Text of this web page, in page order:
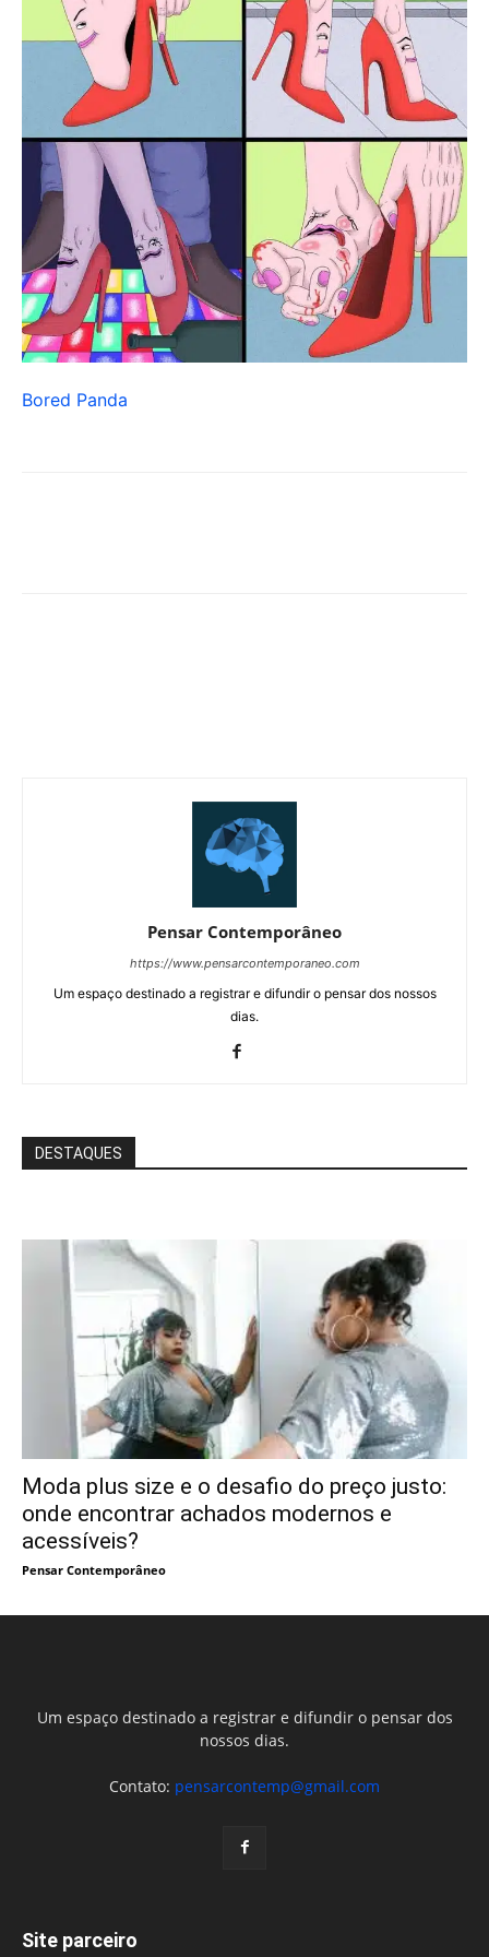
Bored Panda
Pensar Contemporâneo
https://www.pensarcontemporaneo.com
Um espaço destinado a registrar e difundir o pensar dos nossos
dias.
DESTAQUES
Moda plus size e o desafio do preço justo:
onde encontrar achados modernos e
acessíveis?
Pensar Contemporâneo
Um espaço destinado a registrar e difundir o pensar dos
nossos dias.
Contato: pensarcontemp@gmail.com
Site parceiro